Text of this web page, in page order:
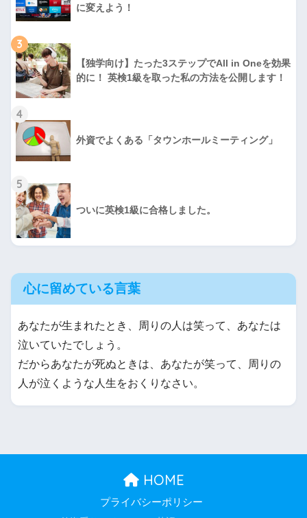
に変えよう！
3
【独学向け】たった3ステップでAll in Oneを効果
的に！ 英検1級を取った私の方法を公開します！
4
外資でよくある「タウンホールミーティング」
5
ついに英検1級に合格しました。
心に留めている言葉
あなたが生まれたとき、周りの人は笑って、あなたは
泣いていたでしょう。
だからあなたが死ぬときは、あなたが笑って、周りの
人が泣くような人生をおくりなさい。
HOME
プライバシーポリシー